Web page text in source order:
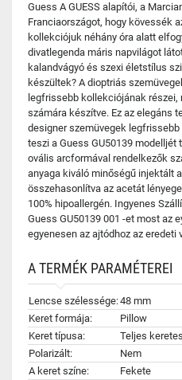
Guess A GUESS alapítói, a
Franciaországot, hogy kövessék
kollekciójuk néhány óra alatt
divatlegenda máris napvilágot
kalandvágyó és szexi életstílus
készültek? A dioptriás
legfrissebb kollekciójának
számára készítve. Ez az elegáns
designer szemüvegek
teszi a Guess GU50139
ovális arcformával rendelkezők
anyaga kiváló minőségű injektált
összehasonlítva az acetát
100% hipoallergén. Ingyenes
Guess GU50139 001 -et most az
egyenesen az ajtódhoz az eredeti
A TERMÉK PARAMÉTEREI
Lencse szélessége:48 mm
Keret formája:
Pillow
Keret típusa:
Teljes keretes
Polarizált:
Nem
A keret színe:
Fekete